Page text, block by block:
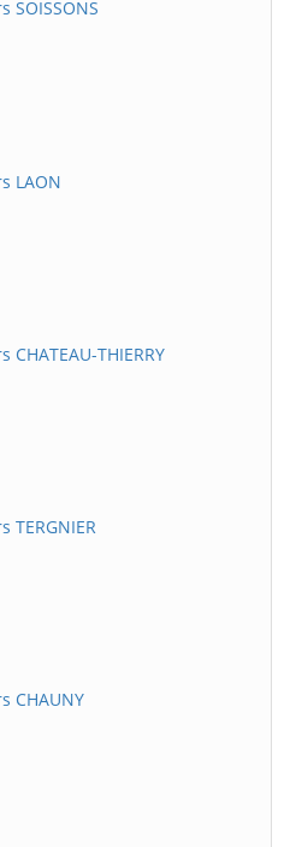
SOISSONS
LAON
THIERRY
TERGNIER
CHAUNY